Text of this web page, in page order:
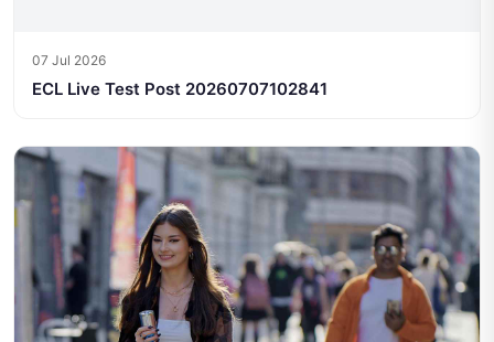
07 Jul 2026
ECL Live Test Post 20260707102841